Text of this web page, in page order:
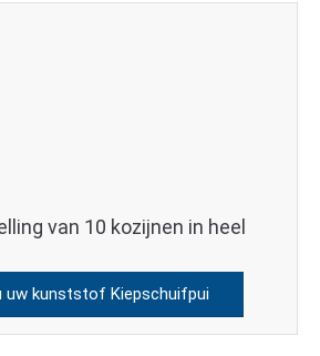
van 10 kozijnen in heel
uw kunststof Kiepschuifpui